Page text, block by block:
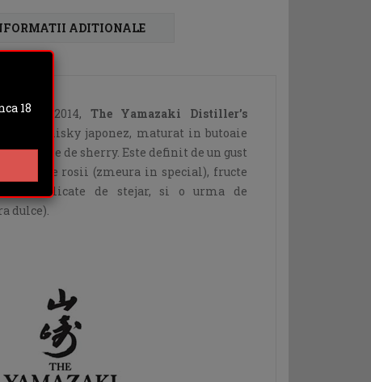
ADITIONALE
2014, The Yamazaki Distiller’s
whisky japonez, maturat in butoaie
si butoaie de sherry. Este definit de un gust
de fructe rosii (zmeura in special), fructe
note delicate de stejar, si o urma de
dulce).
18